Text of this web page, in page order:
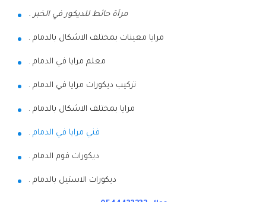
مرآة حائط للديكور في الخبر .
مرايا معينات بمختلف الاشكال بالدمام .
معلم مرايا في الدمام .
تركيب ديكورات مرايا في الدمام .
مرايا بمختلف الاشكال بالدمام .
فني مرايا في الدمام .
ديكورات فوم الدمام .
ديكورات الاستيل بالدمام .